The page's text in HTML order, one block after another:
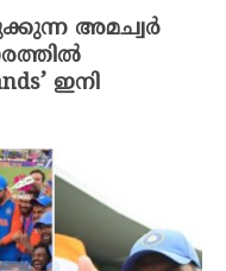
അമച്വർ
ഇനി